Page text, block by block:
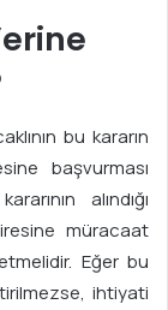
bu kararın
başvurması
alındığı
müracaat
Eğer bu
ihtiyati